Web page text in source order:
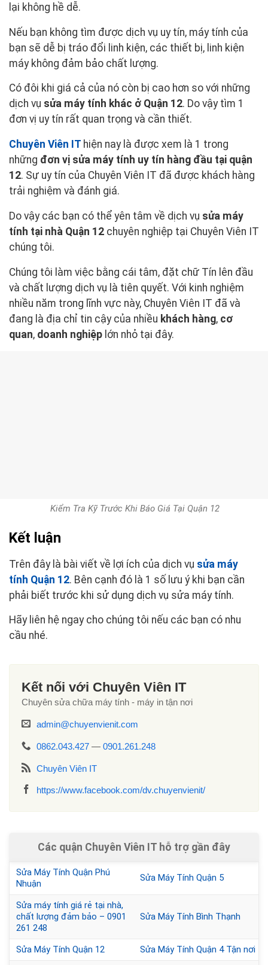
lại không hề dễ.
Nếu bạn không tìm được dịch vụ uy tín, máy tính của
bạn sẽ dễ bị tráo đổi linh kiện, các thiết bị, linh kiện
máy không đảm bảo chất lượng.
Có đôi khi giá cả của nó còn bị cao hơn so với những
dịch vụ sửa máy tính khác ở Quận 12. Do vậy tìm 1
đơn vị uy tín rất quan trọng và cần thiết.
Chuyên Viên IT hiện nay là được xem là 1 trong
những đơn vị sửa máy tính uy tín hàng đầu tại quận
12. Sự uy tín của Chuyên Viên IT đã được khách hàng
trải nghiệm và đánh giá.
Do vậy các bạn có thể yên tâm về dịch vụ sửa máy
tính tại nhà Quận 12 chuyên nghiệp tại Chuyên Viên IT
chúng tôi.
Chúng tôi làm việc bằng cái tâm, đặt chữ Tín lên đầu
và chất lượng dịch vụ là tiên quyết. Với kinh nghiệm
nhiều năm trong lĩnh vực này, Chuyên Viên IT đã và
đang là địa chỉ tin cậy của nhiều khách hàng, cơ
quan, doanh nghiệp lớn nhỏ tại đây.
Kiểm Tra Kỹ Trước Khi Báo Giá Tại Quận 12
Kết luận
Trên đây là bài viết về lợi ích của dịch vụ sửa máy
tính Quận 12. Bên cạnh đó là 1 số lưu ý khi bạn cần
phải biết trước khi sử dụng dịch vụ sửa máy tính.
Hãy liên hệ ngay cho chúng tôi nếu các bạn có nhu
cầu nhé.
Kết nối với Chuyên Viên IT
Chuyên sửa chữa máy tính - máy in tận nơi
admin@chuyenvienit.com
0862.043.427 — 0901.261.248
Chuyên Viên IT
https://www.facebook.com/dv.chuyenvienit/
Các quận Chuyên Viên IT hỗ trợ gần đây
Sửa Máy Tính Quận Phú
Nhuận
Sửa Máy Tính Quận 5
Sửa máy tính giá rẻ tại nhà,
chất lượng đảm bảo – 0901
261 248
Sửa Máy Tính Bình Thạnh
Sửa Máy Tính Quận 12
Sửa Máy Tính Quận 4 Tận nơi